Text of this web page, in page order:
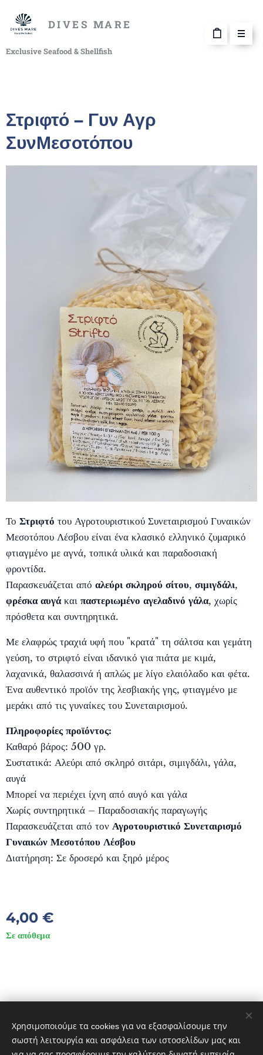
DIVES MARE
Exclusive Seafood & Shellfish
Στριφτό – Γυν Αγρ
ΣυνΜεσοτόπου
Το Στριφτό του Αγροτουριστικού Συνεταιρισμού Γυναικών
Μεσοτόπου Λέσβου είναι ένα κλασικό ελληνικό ζυμαρικό
φτιαγμένο με αγνά, τοπικά υλικά και παραδοσιακή
φροντίδα.
Παρασκευάζεται από αλεύρι σκληρού σίτου, σιμιγδάλι,
φρέσκα αυγάκαι παστεριωμένο αγελαδινό γάλα, χωρίς
πρόσθετα και συντηρητικά.
Με ελαφρώς τραχιά υφή που "κρατά" τη σάλτσα και γεμάτη
γεύση, το στριφτό είναι ιδανικό για πιάτα με κιμά,
λαχανικά, θαλασσινά ή απλώς με λίγο ελαιόλαδο και φέτα.
Ένα αυθεντικό προϊόν της λεσβιακής γης, φτιαγμένο με
μεράκι από τις γυναίκες του Συνεταιρισμού.
Πληροφορίες προϊόντος:
Καθαρό βάρος: 500 γρ.
Συστατικά: Αλεύρι από σκληρό σιτάρι, σιμιγδάλι, γάλα,
αυγά
Μπορεί να περιέχει ίχνη από αυγό και γάλα
Χωρίς συντηρητικά – Παραδοσιακής παραγωγής
Παρασκευάζεται από τον Αγροτουριστικό Συνεταιρισμό
Γυναικών Μεσοτόπου Λέσβου
Διατήρηση: Σε δροσερό και ξηρό μέρος
4,00 €
Σε απόθεμα
Cookies
Χρησιμοποιούμε τα cookies για να εξασφαλίσουμε την
σωστή λειτουργία και ασφάλεια των ιστοσελίδων μας και